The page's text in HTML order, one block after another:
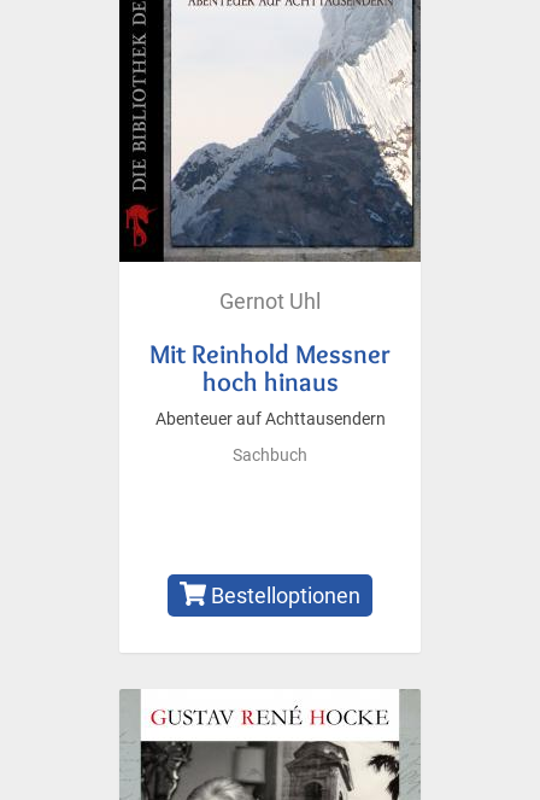
Gernot Uhl
Mit Reinhold Messner
hoch hinaus
Abenteuer auf Achttausendern
Sachbuch
Bestelloptionen